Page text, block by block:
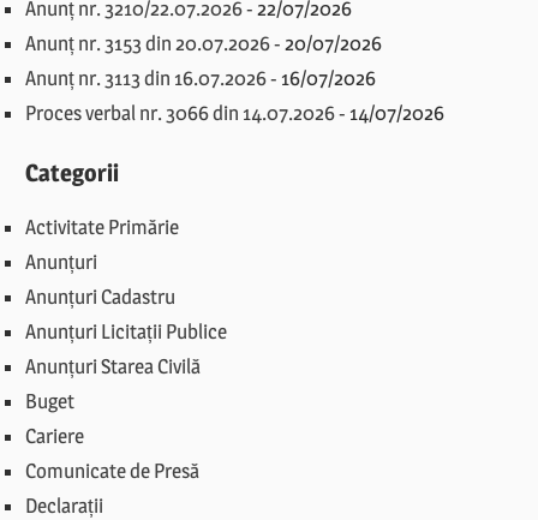
Anunț nr. 3210/22.07.2026-22/07/2026
Anunț nr. 3153 din 20.07.2026-20/07/2026
Anunț nr. 3113 din 16.07.2026- 16/07/2026
Proces verbal nr. 3066 din 14.07.2026- 14/07/2026
Categorii
Activitate Primărie
Anunțuri
Anunțuri Cadastru
Anunțuri Licitații Publice
Anunțuri Starea Civilă
Buget
Cariere
Comunicate de Presă
Declarații